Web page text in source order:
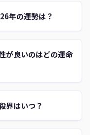
年の運勢は？
が良いのはどの運命
界はいつ？